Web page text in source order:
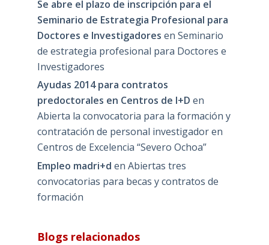
Se abre el plazo de inscripción para el
Seminario de Estrategia Profesional para
Doctores e Investigadores en Seminario
de estrategia profesional para Doctores e
Investigadores
Ayudas 2014 para contratos
predoctorales en Centros de I+D en
Abierta la convocatoria para la formación y
contratación de personal investigador en
Centros de Excelencia “Severo Ochoa”
Empleo madri+d en Abiertas tres
convocatorias para becas y contratos de
formación
Blogs relacionados